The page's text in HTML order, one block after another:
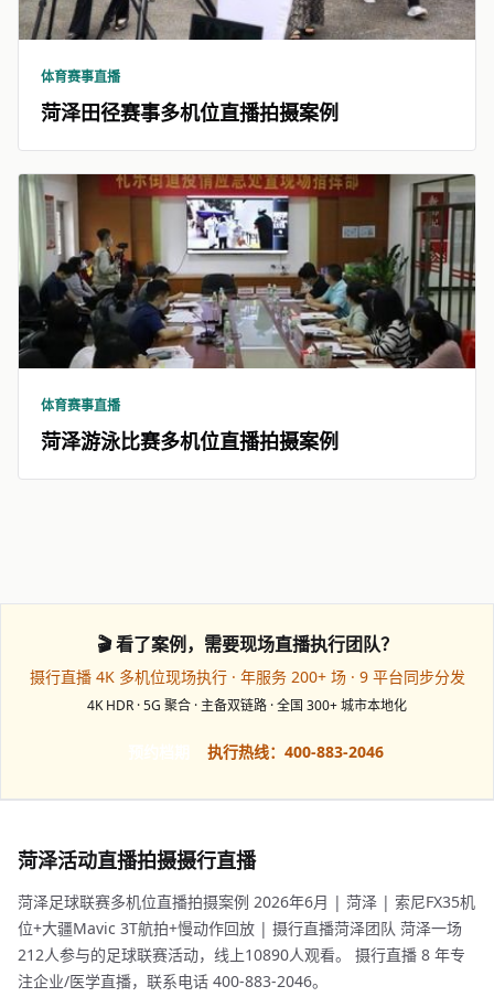
体育赛事直播
菏泽田径赛事多机位直播拍摄案例
体育赛事直播
菏泽游泳比赛多机位直播拍摄案例
🎬 看了案例，需要现场直播执行团队？
摄行直播 4K 多机位现场执行 · 年服务 200+ 场 · 9 平台同步分发
4K HDR · 5G 聚合 · 主备双链路 · 全国 300+ 城市本地化
执行热线：400-883-2046
菏泽活动直播拍摄摄行直播
菏泽足球联赛多机位直播拍摄案例 2026年6月 | 菏泽 | 索尼FX35机
位+大疆Mavic 3T航拍+慢动作回放 | 摄行直播菏泽团队 菏泽一场
212人参与的足球联赛活动，线上10890人观看。 摄行直播 8 年专
注企业/医学直播，联系电话 400-883-2046。